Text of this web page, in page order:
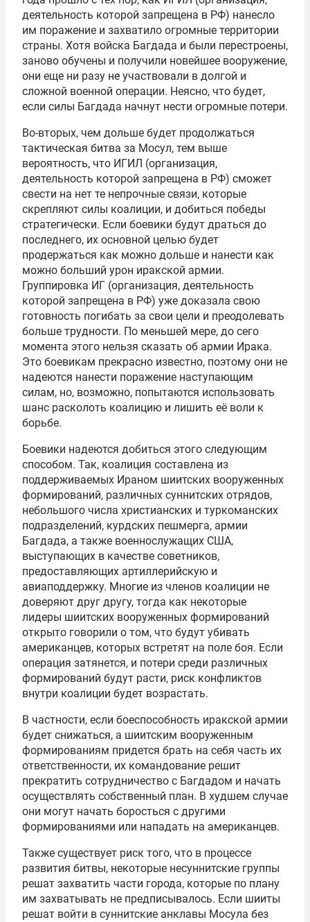
деятельность которой запрещена в РФ) нанесло
им поражение и захватило огромные территории
страны. Хотя войска Багдада и были перестроены,
заново обучены и получили новейшее вооружение,
они еще ни разу не участвовали в долгой и
сложной военной операции. Неясно, что будет,
если силы Багдада начнут нести огромные потери.
Во-вторых, чем дольше будет продолжаться
тактическая битва за Мосул, тем выше
вероятность, что ИГИЛ (организация,
деятельность которой запрещена в РФ) сможет
свести на нет те непрочные связи, которые
скрепляют силы коалиции, и добиться победы
стратегически. Если боевики будут драться до
последнего, их основной целью будет
продержаться как можно дольше и нанести как
можно больший урон иракской армии.
Группировка ИГ (организация, деятельность
которой запрещена в РФ) уже доказала свою
готовность погибать за свои цели и преодолевать
больше трудности. По меньшей мере, до сего
момента этого нельзя сказать об армии Ирака.
Это боевикам прекрасно известно, поэтому они не
надеются нанести поражение наступающим
силам, но, возможно, попытаются использовать
шанс расколоть коалицию и лишить её воли к
борьбе.
Боевики надеются добиться этого следующим
способом. Так, коалиция составлена из
поддерживаемых Ираном шиитских вооруженных
формирований, различных суннитских отрядов,
небольшого числа христианских и туркоманских
подразделений, курдских пешмерга, армии
Багдада, а также военнослужащих США,
выступающих в качестве советников,
предоставляющих артиллерийскую и
авиаподдержку. Многие из членов коалиции не
доверяют друг другу, тогда как некоторые
лидеры шиитских вооруженных формирований
открыто говорили о том, что будут убивать
американцев, которых встретят на поле боя. Если
операция затянется, и потери среди различных
формирований будут расти, риск конфликтов
внутри коалиции будет возрастать.
В частности, если боеспособность иракской армии
будет снижаться, а шиитским вооруженным
формированиям придется брать на себя часть их
ответственности, их командование решит
прекратить сотрудничество с Багдадом и начать
осуществлять собственный план. В худшем случае
они могут начать боросться с другими
формированиями или нападать на американцев.
Также существует риск того, что в процессе
развития битвы, некоторые несуннитские группы
решат захватить части города, которые по плану
им захватывать не предписывалось. Если шииты
решат войти в суннитские анклавы Мосула без